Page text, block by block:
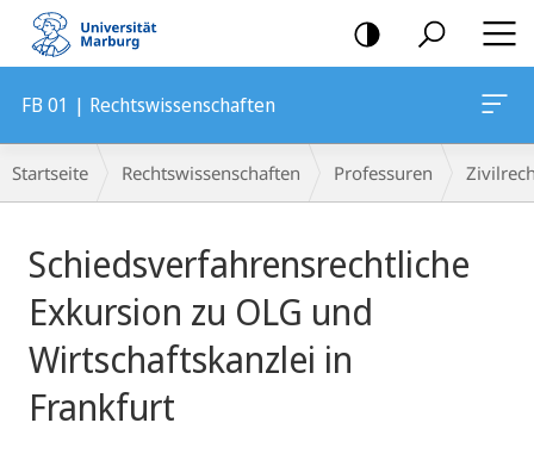
Mobile-
Navigation
FB 01 | Rechtswissenschaften
Breadcrumb-
Navigation
Startseite Rechtswissenschaften Professuren
Schiedsverfahrensrechtliche
Exkursion zu OLG und
Wirtschaftskanzlei in
Frankfurt